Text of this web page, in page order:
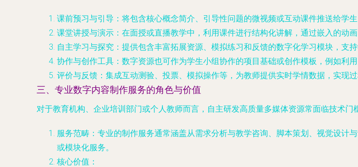
课前预习与引导 ：将包含核心概念简介、引导性问题的微视频或互动课件推送给学
课堂讲授与演示 ：在面授或直播教学中，利用课件进行结构化讲解，通过嵌入的动
自主学习与探究 ：提供包含丰富拓展资源、模拟练习和反馈的数字化学习模块，支
协作与创作工具 ：数字资源也可作为学生小组协作的项目基础或创作模板，例如利
评价与反馈 ：集成互动测验、投票、模拟操作等，为教师提供实时学情数据，实现
三、专业数字内容制作服务的角色与价值
对于教育机构、企业培训部门或个人教师而言，自主研发高质量多媒体资源常面临技术
服务范畴 ：专业的制作服务通常涵盖从需求分析与教学咨询、脚本策划、视觉设计
或模块化服务。
核心价值 ：